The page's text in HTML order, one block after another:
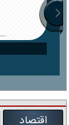
اقتصاد